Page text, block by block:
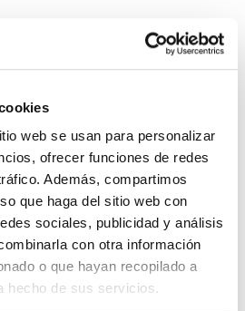
web se usan para personalizar
ofrecer funciones de redes
Además, compartimos
que haga del sitio web con
sociales, publicidad y análisis
con otra información
o que hayan recopilado a
hecho de sus servicios.
Bond Tratamiento
actual
130,00€.
Instantaneo 50ml
€El
precio
actual
es:
45,00€.
(IVA incluido)
Avon
€El
precio
actual
es:
28,50€.
(IVA incluido)
El(IVA incluido)